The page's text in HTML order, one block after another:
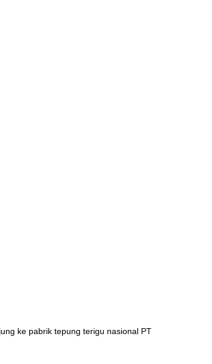
ke pabrik tepung terigu nasional PT